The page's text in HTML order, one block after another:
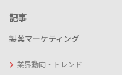
記事
製薬マーケティング
業界動向・トレンド